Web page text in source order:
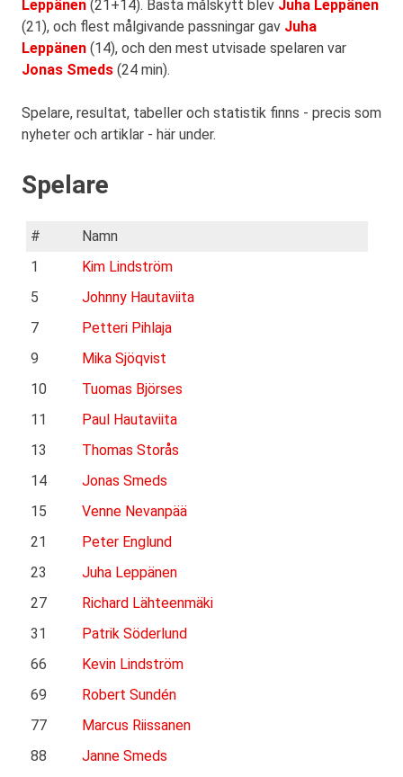
Leppänen (21+14). Bästa målskytt blev Juha Leppänen
(21), och flest målgivande passningar gav Juha
Leppänen (14), och den mest utvisade spelaren var
Jonas Smeds (24 min).
Spelare, resultat, tabeller och statistik finns - precis som
nyheter och artiklar - här under.
Spelare
#
Namn
1
Kim Lindström
5
Johnny Hautaviita
7
Petteri Pihlaja
9
Mika Sjöqvist
10
Tuomas Björses
11
Paul Hautaviita
13
Thomas Storås
14
Jonas Smeds
15
Venne Nevanpää
21
Peter Englund
23
Juha Leppänen
27
Richard Lähteenmäki
31
Patrik Söderlund
66
Kevin Lindström
69
Robert Sundén
77
Marcus Riissanen
88
Janne Smeds